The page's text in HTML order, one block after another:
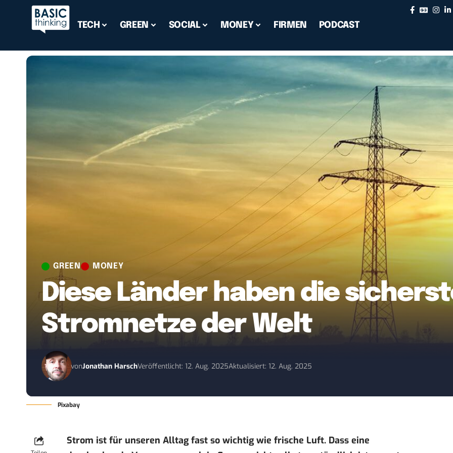
TECH GREEN SOCIAL MONEY FIRMEN PODCAST
GREEN MONEY
Diese Länder haben die
Stromnetze der Welt
vonJonathan HarschVeröffentlicht: 12. Aug. 2025Aktualisiert: 12. Aug. 2025
Pixabay
Strom ist für unseren Alltag fast so wichtig wie frische Luft. Dass eine